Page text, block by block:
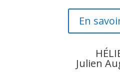
En
Julien